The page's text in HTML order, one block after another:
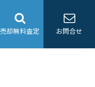
売却無料査定 お問合せ